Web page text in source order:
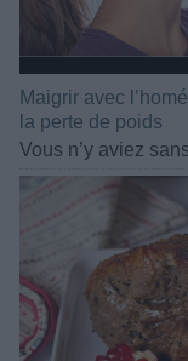
Maigrir avec
la perte de poids
Vous n’y aviez